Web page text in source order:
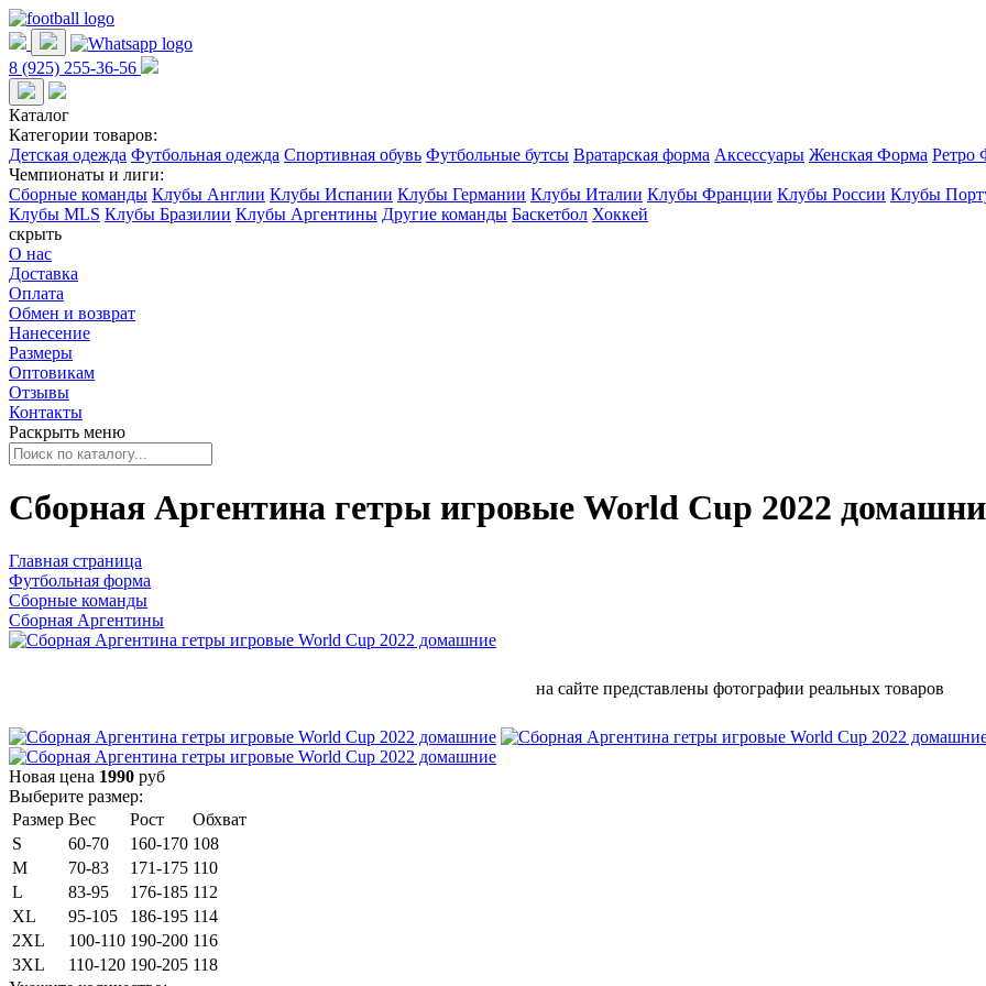
8 (925) 255-36-56
Каталог
Категории товаров:
Детская одежда Футбольная одежда Спортивная обувь Футбольные бутсы Вратарская форма Аксессуары Женская Форма Ретро
Чемпионаты и лиги:
Сборные команды Клубы Англии Клубы Испании Клубы Германии Клубы Италии Клубы Франции Клубы России Клубы
Клубы MLS Клубы Бразилии Клубы Аргентины Другие команды Баскетбол Хоккей
скрыть
О нас
Доставка
Оплата
Обмен и возврат
Нанесение
Размеры
Оптовикам
Отзывы
Контакты
Раскрыть меню
Сборная Аргентина гетры игровые World Cup 2022
Главная страница
Футбольная форма
Сборные команды
Сборная Аргентины
на сайте представлены фотографии реальных товаров
Новая цена 1990 руб
Выберите размер:
Размер Вес Рост
Обхват
S
60-70 160-170 108
M
70-83 171-175 110
L
83-95 176-185 112
XL
95-105 186-195 114
2XL
100-110 190-200 116
3XL
110-120 190-205 118